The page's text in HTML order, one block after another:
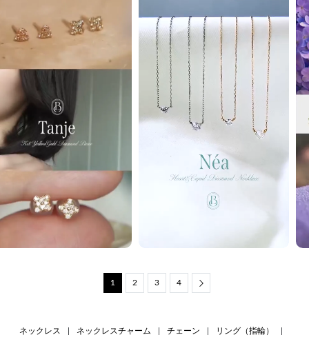
1 2 3 4
ネックレス ネックレスチャーム チェーン リング（指輪）